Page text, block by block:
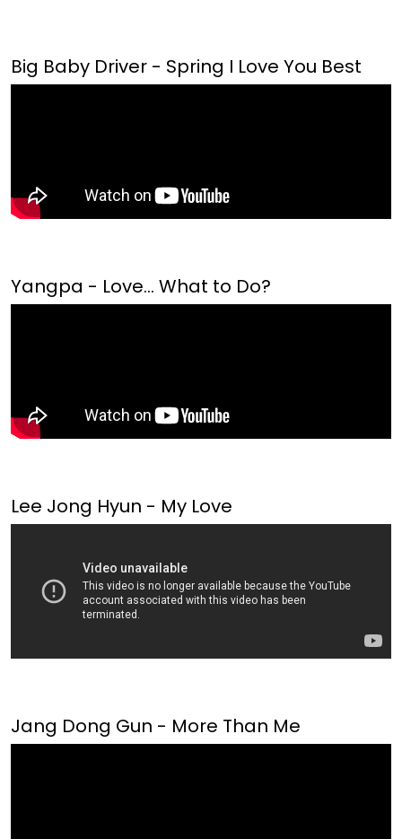
Big Baby Driver - Spring I Love You Best
Yangpa - Love... What to Do?
Lee Jong Hyun - My Love
Jang Dong Gun - More Than Me